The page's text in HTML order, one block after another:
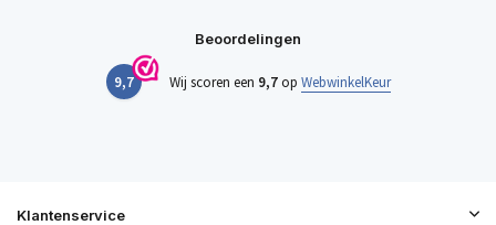
Beoordelingen
9,7 Wij scoren een 9,7op WebwinkelKeur
Klantenservice